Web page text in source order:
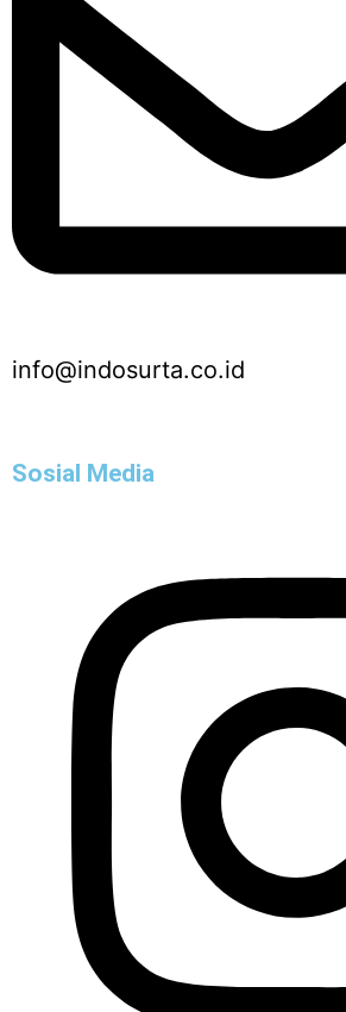
info@indosurta.co.id
Sosial Media